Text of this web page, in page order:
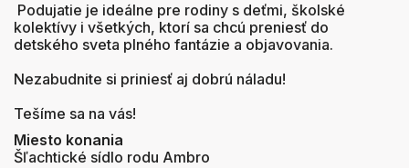
Podujatie je ideálne pre rodiny s deťmi, školské
kolektívy i všetkých, ktorí sa chcú preniesť do
detského sveta plného fantázie a objavovania.
Nezabudnite si priniesť aj dobrú náladu!
Tešíme sa na vás!
Miesto konania
Šľachtické sídlo rodu Ambro